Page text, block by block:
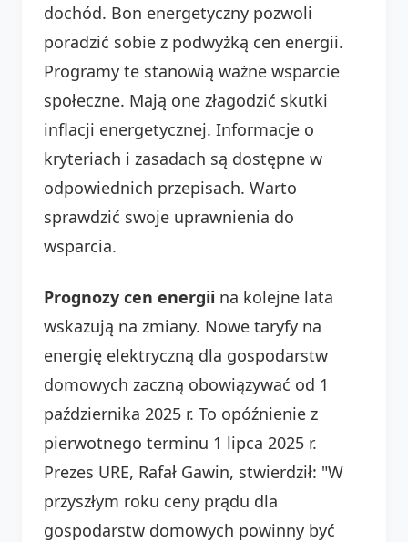
dochód. Bon energetyczny pozwoli
poradzić sobie z podwyżką cen energii.
Programy te stanowią ważne wsparcie
społeczne. Mają one złagodzić skutki
inflacji energetycznej. Informacje o
kryteriach i zasadach są dostępne w
odpowiednich przepisach. Warto
sprawdzić swoje uprawnienia do
wsparcia.
Prognozy cen energii na kolejne lata
wskazują na zmiany. Nowe taryfy na
energię elektryczną dla gospodarstw
domowych zaczną obowiązywać od 1
października 2025 r. To opóźnienie z
pierwotnego terminu 1 lipca 2025 r.
Prezes URE, Rafał Gawin, stwierdził: "W
przyszłym roku ceny prądu dla
gospodarstw domowych powinny być